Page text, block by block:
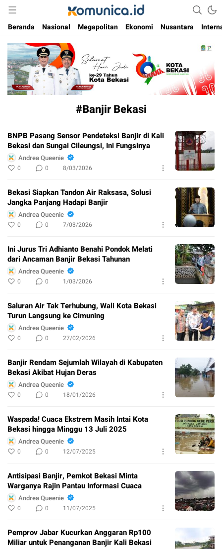
Komunica
Media Informasi Masa Kini
Beranda
Nasional Megapolitan Ekonomi Nusantara
#Banjir Bekasi
BNPB Pasang Sensor Pendeteksi Banjir di Kali
Bekasi dan Sungai Cileungsi, Ini Fungsinya
Andrea Queenie
0 0 8/03/2026
Bekasi Siapkan Tandon Air Raksasa, Solusi
Jangka Panjang Hadapi Banjir
Andrea Queenie
0 0 7/03/2026
Ini Jurus Tri Adhianto Benahi Pondok Melati
dari Ancaman Banjir Bekasi Tahunan
Andrea Queenie
0 0 1/03/2026
Saluran Air Tak Terhubung, Wali Kota Bekasi
Turun Langsung ke Cimuning
Andrea Queenie
0 0 27/02/2026
Banjir Rendam Sejumlah Wilayah di Kabupaten
Bekasi Akibat Hujan Deras
Andrea Queenie
0 0 18/01/2026
Waspada! Cuaca Ekstrem Masih Intai Kota
Bekasi hingga Minggu 13 Juli 2025
Andrea Queenie
0 0 12/07/2025
Antisipasi Banjir, Pemkot Bekasi Minta
Warganya Rajin Pantau Informasi Cuaca
Andrea Queenie
0 0 11/07/2025
Pemprov Jabar Kucurkan Anggaran Rp100
Miliar untuk Penanganan Banjir Kali Bekasi